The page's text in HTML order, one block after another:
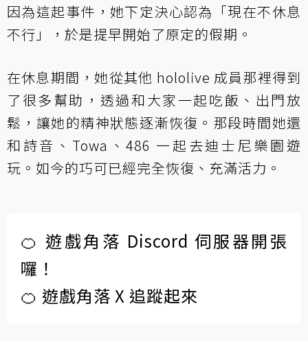
因為這起事件，她下定決心認為「現在不休息
不行」，於是提早開始了原定的假期。
在休息期間，她從其他 hololive 成員那裡得到
了很多幫助，透過和大家一起吃飯、出門放
鬆，讓她的精神狀態逐漸恢復。那段時間她還
和詩音、Towa、486 一起去迪士尼樂園遊
玩。如今的巧可已經完全恢復、充滿活力。
🍊 遊戲角落 Discord 伺服器開張
囉！
🍊 遊戲角落 X 追蹤起來